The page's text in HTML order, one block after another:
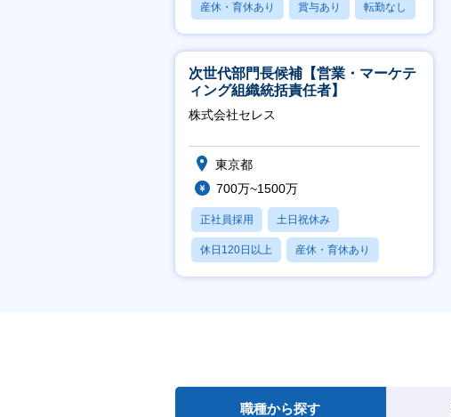
産休・育休あり 賞与あり 転勤なし
次世代部門長候補【営業・マーケテ
ィング組織統括責任者】
株式会社セレス
東京都
700万~1500万
正社員採用 土日祝休み
休日120日以上 産休・育休あり
賞与あり
職種から探す